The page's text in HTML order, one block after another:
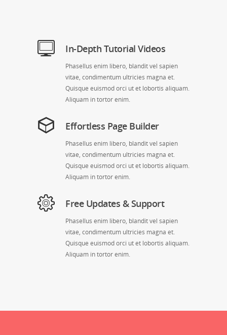
In-Depth Tutorial Videos
Phasellus enim libero, blandit vel sapien
vitae, condimentum ultricies magna et.
Quisque euismod orci ut et lobortis aliquam.
Aliquam in tortor enim.
Effortless Page Builder
Phasellus enim libero, blandit vel sapien
vitae, condimentum ultricies magna et.
Quisque euismod orci ut et lobortis aliquam.
Aliquam in tortor enim.
Free Updates & Support
Phasellus enim libero, blandit vel sapien
vitae, condimentum ultricies magna et.
Quisque euismod orci ut et lobortis aliquam.
Aliquam in tortor enim.